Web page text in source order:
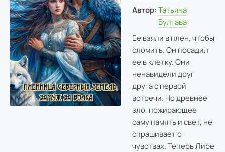
Автор: Татьяна
Булгава
Ее взяли в плен, чтобы
сломить. Он посадил
ее в клетку. Они
ненавидели друг
друга с первой
встречи. Но древнее
зло, пожирающее
саму память и свет, не
спрашивает о
чувствах. Теперь Лире